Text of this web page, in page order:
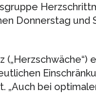
Donnerstag
„Auch bei